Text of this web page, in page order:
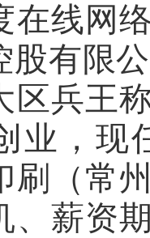
在线网
股有限
区兵王
业， 现
刷（常
、薪资